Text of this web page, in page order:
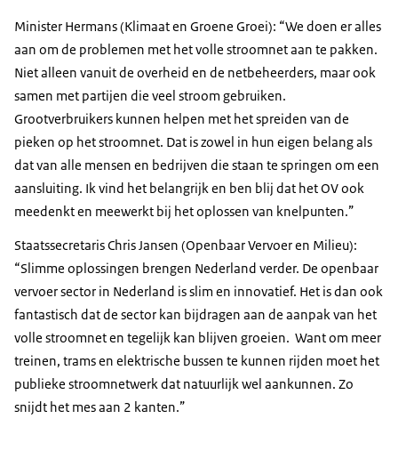
Minister Hermans (Klimaat en Groene Groei): “We doen er alles
aan om de problemen met het volle stroomnet aan te pakken.
Niet alleen vanuit de overheid en de netbeheerders, maar ook
samen met partijen die veel stroom gebruiken.
Grootverbruikers kunnen helpen met het spreiden van de
pieken op het stroomnet. Dat is zowel in hun eigen belang als
dat van alle mensen en bedrijven die staan te springen om een
aansluiting. Ik vind het belangrijk en ben blij dat het OV ook
meedenkt en meewerkt bij het oplossen van knelpunten.”
Staatssecretaris Chris Jansen (Openbaar Vervoer en Milieu):
“Slimme oplossingen brengen Nederland verder. De openbaar
vervoer sector in Nederland is slim en innovatief. Het is dan ook
fantastisch dat de sector kan bijdragen aan de aanpak van het
volle stroomnet en tegelijk kan blijven groeien. Want om meer
treinen, trams en elektrische bussen te kunnen rijden moet het
publieke stroomnetwerk dat natuurlijk wel aankunnen. Zo
snijdt het mes aan 2 kanten.”